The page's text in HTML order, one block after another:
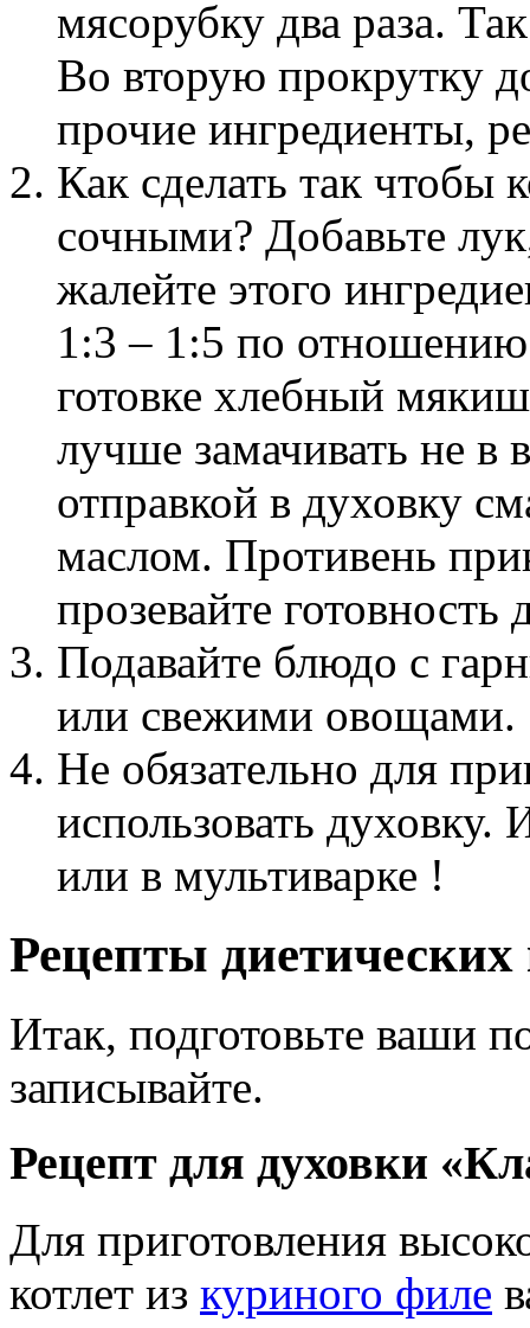
мясорубку два раза.
Во вторую прокрутку
прочие ингредиенты,
Как сделать так чтобы
сочными? Добавьте
жалейте этого
1:3 – 1:5 по
готовке хлебный
лучше замачивать не в
отправкой в духовку
маслом. Противень
прозевайте готовность
Подавайте блюдо с
или свежими овощами.
Не обязательно для
использовать
или в мультиварке !
Рецепты диетических
Итак, подготовьте ваши
записывайте.
Рецепт для духовки
Для приготовления
котлет из куриного филе